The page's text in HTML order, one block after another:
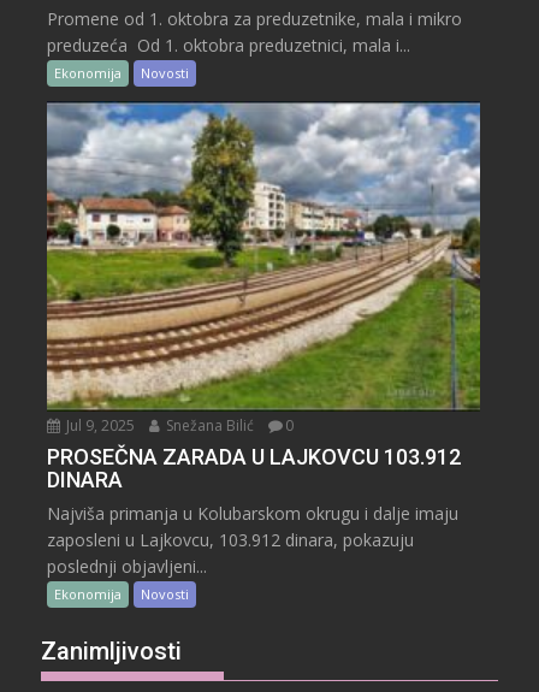
Promene od 1. oktobra za preduzetnike, mala i mikro
preduzeća Od 1. oktobra preduzetnici, mala i...
Ekonomija Novosti
Jul 9, 2025 Snežana Bilić 0
PROSEČNA ZARADA U LAJKOVCU 103.912
DINARA
Najviša primanja u Kolubarskom okrugu i dalje imaju
zaposleni u Lajkovcu, 103.912 dinara, pokazuju
poslednji objavljeni...
Ekonomija Novosti
Zanimljivosti